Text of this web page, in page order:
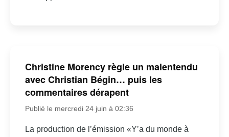
Christine Morency règle un malentendu
avec Christian Bégin… puis les
commentaires dérapent
Publié le mercredi 24 juin à 02:36
La production de l’émission «Y’a du monde à